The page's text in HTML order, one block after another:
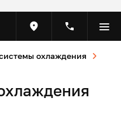
охлаждения